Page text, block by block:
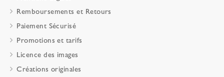
Remboursements et Retours
Paiement Sécurisé
Promotions et tarifs
Licence des images
Créations originales